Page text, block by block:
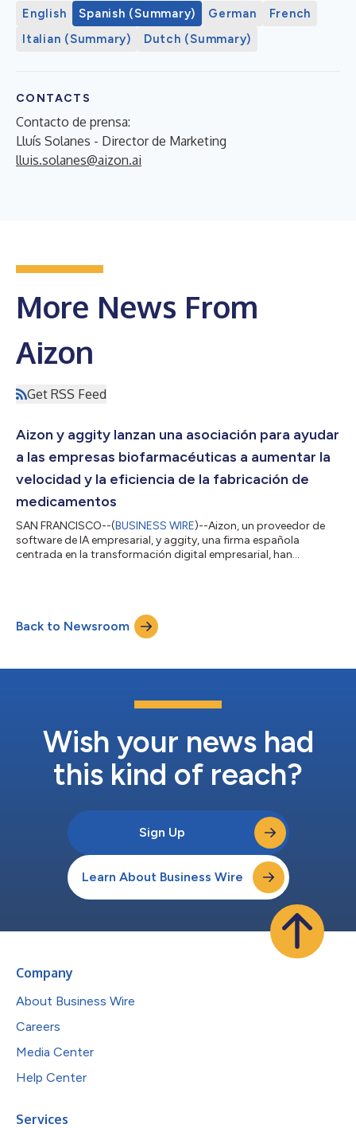
English Spanish (Summary) German
French
Italian (Summary)
Dutch (Summary)
CONTACTS
Contacto de prensa:
Lluís Solanes - Director de Marketing
lluis.solanes@aizon.ai
More News From
Aizon
Get RSS Feed
Aizon y aggity lanzan una asociación para ayudar
a las empresas biofarmacéuticas a aumentar la
velocidad y la eficiencia de la fabricación de
medicamentos
SAN FRANCISCO--(BUSINESS WIRE)--Aizon, un proveedor de
software de IA empresarial, y aggity, una firma española
centrada en la transformación digital empresarial, han
farmacéuticos y biotecnológicos del mundo. Esta iniciativa de
colaboración se basa en la plataforma SaaS de Aizon, que
aprovecha las tecnologías de la Industr...
Back to Newsroom
Wish your news had
this kind of reach?
Sign Up
Learn About Business Wire
Company
About Business Wire
Careers
Media Center
Help Center
Services